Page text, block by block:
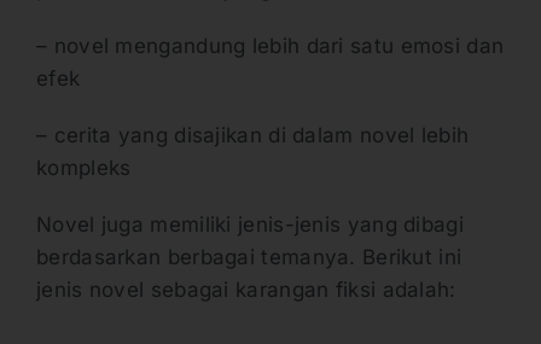
– novel mengandung lebih dari satu emosi dan
efek
– cerita yang disajikan di dalam novel lebih
kompleks
Novel juga memiliki jenis-jenis yang dibagi
berdasarkan berbagai temanya. Berikut ini
jenis novel sebagai karangan fiksi adalah: